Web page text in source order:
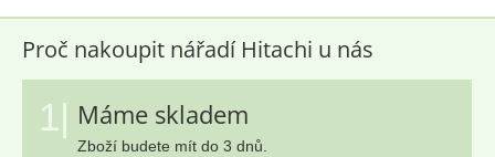
Proč nakoupit nářadí Hitachi u nás
1| Máme skladem
Zboží budete mít do 3 dnů.